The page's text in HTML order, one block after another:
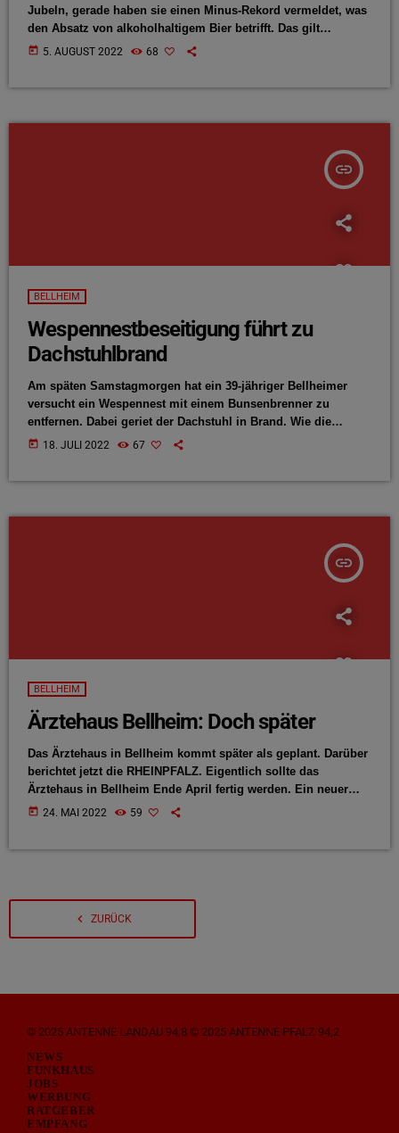
Jubeln, gerade haben sie einen Minus-Rekord vermeldet, was
den Absatz von alkoholhaltigem Bier betrifft. Das gilt
allerdings nicht für die alkoholfreie Variante, die verkauft sich
today 5. AUGUST 2022 68
insert_link
BELLHEIM
Wespennestbeseitigung führt zu
Dachstuhlbrand
Am späten Samstagmorgen hat ein 39-jähriger Bellheimer
versucht ein Wespennest mit einem Bunsenbrenner zu
entfernen. Dabei geriet der Dachstuhl in Brand. Wie die
Polizei meldet entstand kein größerer Sachschaden, auch
today 18. JULI 2022 67
insert_link
BELLHEIM
Ärztehaus Bellheim: Doch später
Das Ärztehaus in Bellheim kommt später als geplant. Darüber
berichtet jetzt die RHEINPFALZ. Eigentlich sollte das
Ärztehaus in Bellheim Ende April fertig werden. Ein neuer
Termin wurde nicht genannt. Das Gebäude am Ortseingang
today 24. MAI 2022 59
navigate_before ZURÜCK
© 2025 ANTENNE LANDAU 94,8 © 2025 ANTENNE PFALZ 94,2
NEWS
FUNKHAUS
JOBS
WERBUNG
RATGEBER
EMPFANG